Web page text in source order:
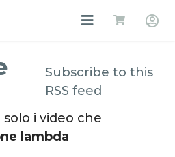
Subscribe to this
RSS feed
solo i video che
lambda